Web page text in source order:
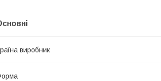
виробник